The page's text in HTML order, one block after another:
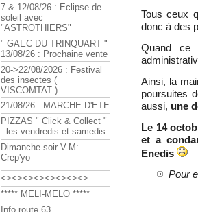
Tous ceux
donc à des
Quand ce
Ainsi, la
poursuites
aussi, une
Le 14
et a
Enedis
Pour
7 & 12/08/26 : Eclipse de
soleil avec
"ASTROTHIERS"
" GAEC DU TRINQUART "
13/08/26 : Prochaine vente
20->22/08/2026 : Festival
des insectes (
VISCOMTAT )
21/08/26 : MARCHE D'ETE
PIZZAS " Click & Collect "
: les vendredis et samedis
Dimanche soir V-M:
Crep'yo
<><><><><><><><>
***** MELI-MELO *****
Info route 63